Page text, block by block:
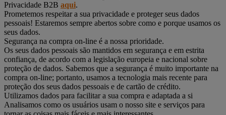
Privacidade B2B aqui.
Prometemos respeitar a sua privacidade e proteger seus dados
pessoais! Estaremos sempre abertos sobre como e porque usamos os
seus dados.
Segurança na compra on-line é a nossa prioridade.
Os seus dados pessoais são mantidos em segurança e em estrita
confiança, de acordo com a legislação europeia e nacional sobre
proteção de dados. Sabemos que a segurança é muito importante na
compra on-line; portanto, usamos a tecnologia mais recente para
proteção dos seus dados pessoais e de cartão de crédito.
Utilizamos dados para facilitar a sua compra e adaptada a si
Analisamos como os usuários usam o nosso site e serviços para